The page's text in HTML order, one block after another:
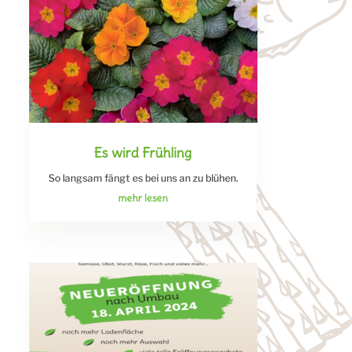
Es wird Frühling
So langsam fängt es bei uns an zu blühen.
mehr lesen